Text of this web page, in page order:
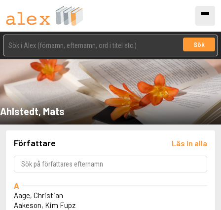
Sök
Ahlstedt, Mats
Författare Läs in alla
A
Aage, Christian
Aakeson, Kim Fupz